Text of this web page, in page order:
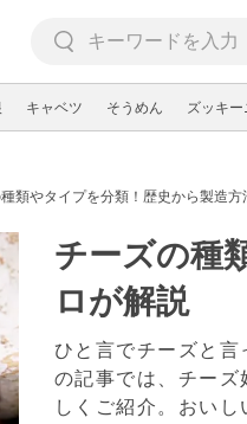
キャベツ そうめん ズッキー
類やタイプを分類！歴史から製造
チーズの種
ロが解説
ひと言でチーズと言
の記事では、チーズ
しくご紹介。おい